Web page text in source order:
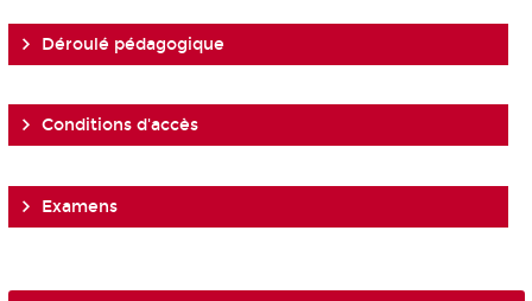
Déroulé pédagogique
Conditions d'accès
Examens